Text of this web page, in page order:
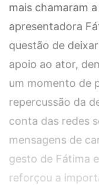
mais chamaram
apresentadora
questão de
apoio ao ator,
um momento de
repercussão da
conta das redes
mensagens de
gesto de Fátima
reforçou a